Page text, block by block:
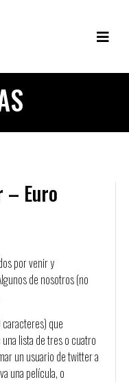
– Euro
por venir y
de nosotros (no
que
lista de tres o cuatro
un usuario de twitter a
una película, o